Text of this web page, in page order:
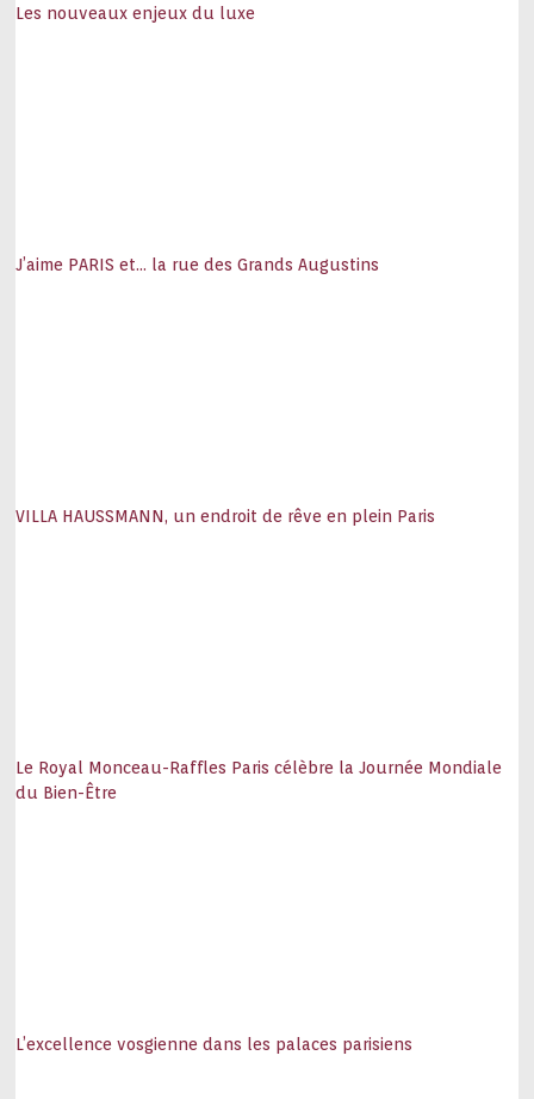
Les nouveaux enjeux du luxe
J’aime PARIS et… la rue des Grands Augustins
VILLA HAUSSMANN, un endroit de rêve en plein Paris
Le Royal Monceau-Raffles Paris célèbre la Journée Mondiale
du Bien-Être
L’excellence vosgienne dans les palaces parisiens